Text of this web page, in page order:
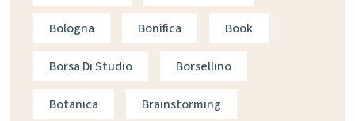
Bologna Bonifica Book
Borsa Di Studio Borsellino
Botanica Brainstorming